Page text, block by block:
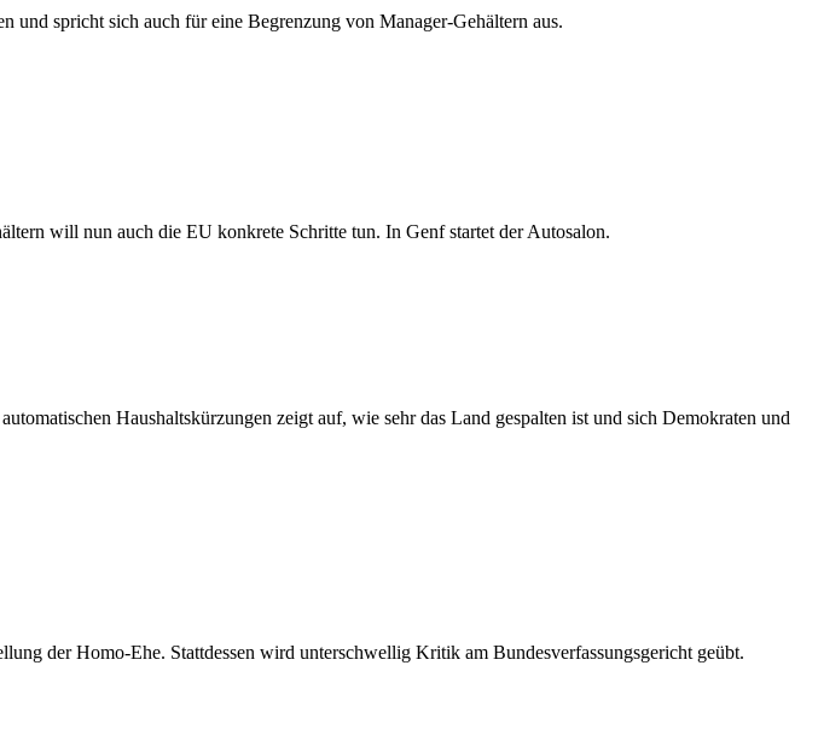
spricht sich auch für eine Begrenzung von Manager-Gehältern aus.
will nun auch die EU konkrete Schritte tun. In Genf startet der Autosalon.
Haushaltskürzungen zeigt auf, wie sehr das Land gespalten ist und sich Demokraten und
der Homo-Ehe. Stattdessen wird unterschwellig Kritik am Bundesverfassungsgericht geübt.